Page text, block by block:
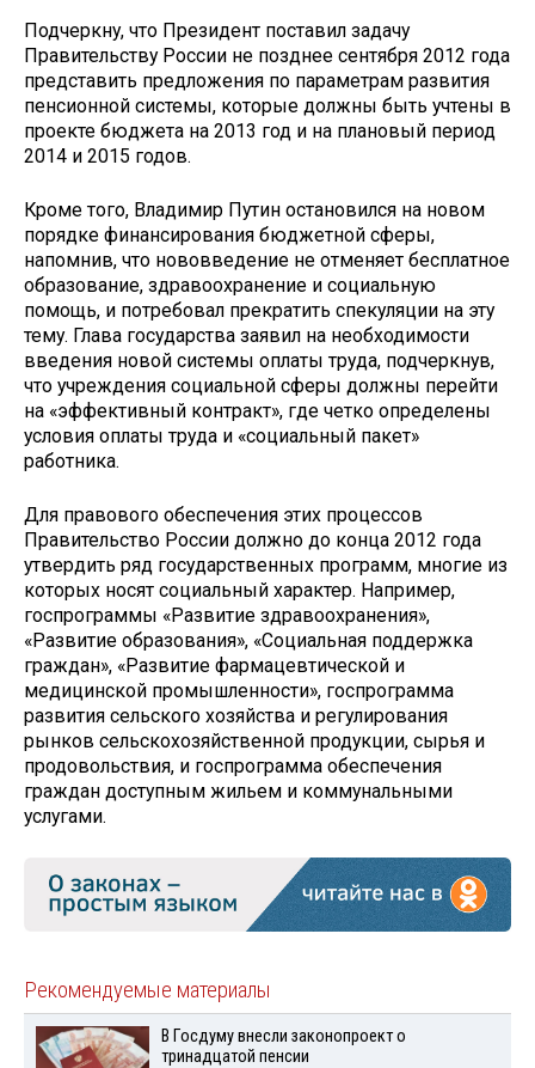
Подчеркну, что Президент поставил задачу
Правительству России не позднее сентября 2012 года
представить предложения по параметрам развития
пенсионной системы, которые должны быть учтены в
проекте бюджета на 2013 год и на плановый период
2014 и 2015 годов.
Кроме того, Владимир Путин остановился на новом
порядке финансирования бюджетной сферы,
напомнив, что нововведение не отменяет бесплатное
образование, здравоохранение и социальную
помощь, и потребовал прекратить спекуляции на эту
тему. Глава государства заявил на необходимости
введения новой системы оплаты труда, подчеркнув,
что учреждения социальной сферы должны перейти
на «эффективный контракт», где четко определены
условия оплаты труда и «социальный пакет»
работника.
Для правового обеспечения этих процессов
Правительство России должно до конца 2012 года
утвердить ряд государственных программ, многие из
которых носят социальный характер. Например,
госпрограммы «Развитие здравоохранения»,
«Развитие образования», «Социальная поддержка
граждан», «Развитие фармацевтической и
медицинской промышленности», госпрограмма
развития сельского хозяйства и регулирования
рынков сельскохозяйственной продукции, сырья и
продовольствия, и госпрограмма обеспечения
граждан доступным жильем и коммунальными
услугами.
Рекомендуемые материалы
В Госдуму внесли законопроект о
тринадцатой пенсии